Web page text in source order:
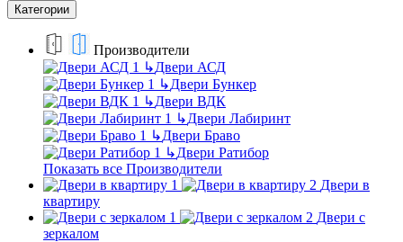
Категории
Производители
↳Двери АСД
↳Двери Бункер
↳Двери ВДК
↳Двери Лабиринт
↳Двери Браво
↳Двери Ратибор
Показать все Производители
Двери в
квартиру
Двери с
зеркалом